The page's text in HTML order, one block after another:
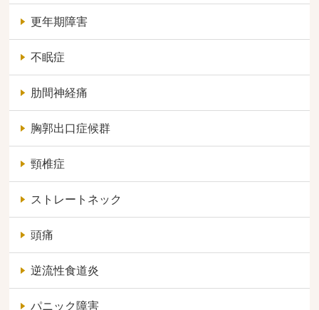
更年期障害
不眠症
肋間神経痛
胸郭出口症候群
頸椎症
ストレートネック
頭痛
逆流性食道炎
パニック障害